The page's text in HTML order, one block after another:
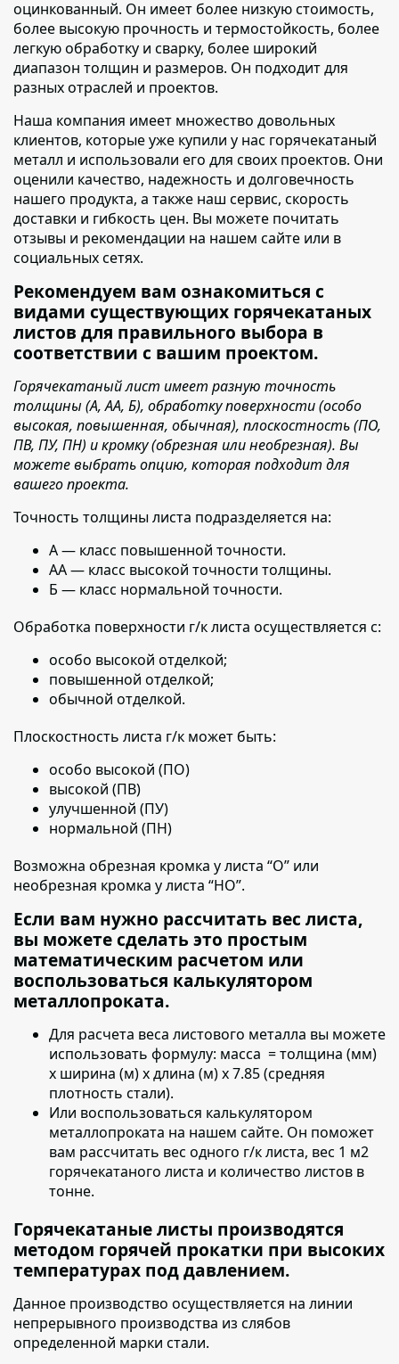
оцинкованный. Он имеет более низкую стоимость,
более высокую прочность и термостойкость, более
легкую обработку и сварку, более широкий
диапазон толщин и размеров. Он подходит для
разных отраслей и проектов.
Наша компания имеет множество довольных
клиентов, которые уже купили у нас горячекатаный
металл и использовали его для своих проектов. Они
оценили качество, надежность и долговечность
нашего продукта, а также наш сервис, скорость
доставки и гибкость цен. Вы можете почитать
отзывы и рекомендации на нашем сайте или в
социальных сетях.
Рекомендуем вам ознакомиться с
видами существующих горячекатаных
листов для правильного выбора в
соответствии с вашим проектом.
Горячекатаный лист имеет разную точность
толщины (А, АА, Б), обработку поверхности (особо
высокая, повышенная, обычная), плоскостность (ПО,
ПВ, ПУ, ПН) и кромку (обрезная или необрезная). Вы
можете выбрать опцию, которая подходит для
вашего проекта.
Точность толщины листа подразделяется на:
А — класс повышенной точности.
АА — класс высокой точности толщины.
Б — класс нормальной точности.
Обработка поверхности г/к листа осуществляется с:
особо высокой отделкой;
повышенной отделкой;
обычной отделкой.
Плоскостность листа г/к может быть:
особо высокой (ПО)
высокой (ПВ)
улучшенной (ПУ)
нормальной (ПН)
Возможна обрезная кромка у листа “О” или
необрезная кромка у листа “НО”.
Если вам нужно рассчитать вес листа,
вы можете сделать это простым
математическим расчетом или
воспользоваться калькулятором
металлопроката.
Для расчета веса листового металла вы можете
использовать формулу: масса = толщина (мм)
х ширина (м) х длина (м) х 7.85 (средняя
плотность стали).
Или воспользоваться калькулятором
металлопроката на нашем сайте. Он поможет
вам рассчитать вес одного г/к листа, вес 1 м2
горячекатаного листа и количество листов в
тонне.
Горячекатаные листы производятся
методом горячей прокатки при высоких
температурах под давлением.
Данное производство осуществляется на линии
непрерывного производства из слябов
определенной марки стали.